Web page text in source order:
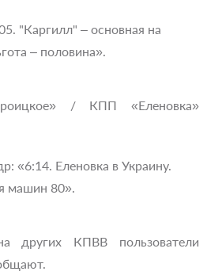
"Каргилл" – основная на
– половина».
/ КПП «Еленовка»
«6:14. Еленовка в Украину.
машин 80».
других КПВВ пользователи